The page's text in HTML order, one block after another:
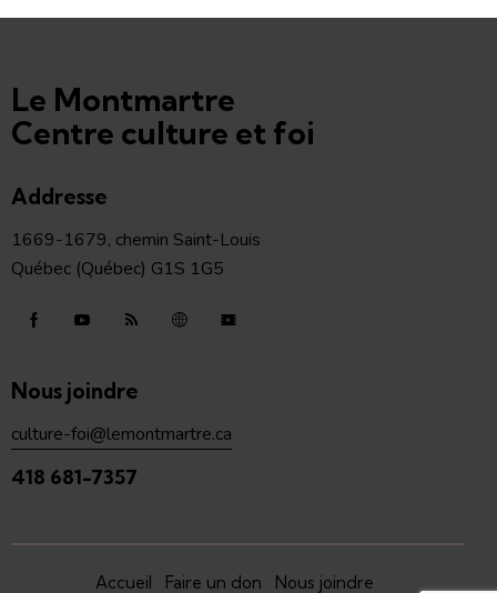
Le Montmartre
Centre culture et foi
Addresse
1669-1679, chemin Saint-Louis
Québec (Québec) G1S 1G5
Nous joindre
culture-foi@lemontmartre.ca
418 681-7357
Accueil Faire un don Nous joindre